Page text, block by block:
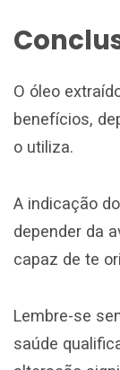
O óleo
benefícios,
o utiliza.
A indicação
depender da
capaz de te
Lembre-se
saúde